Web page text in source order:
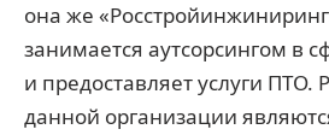
она же
занимается аутсорсингом в
и предоставляет услуги ПТО.
данной организации